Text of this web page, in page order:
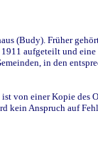
(Budy). Früher
aufgeteilt und
in den
von einer Kopie
kein Anspruch auf